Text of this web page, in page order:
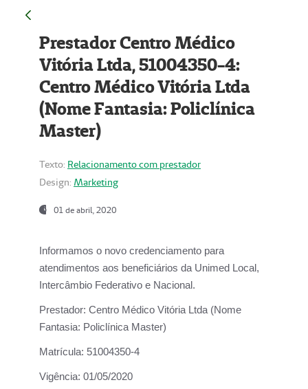
Prestador Centro Médico
Vitória Ltda, 51004350-4:
Centro Médico Vitória Ltda
(Nome Fantasia: Policlínica
Master)
Texto: Relacionamento com prestador
Design: Marketing
01 de abril, 2020
Informamos o novo credenciamento para
atendimentos aos beneficiários da Unimed Local,
Intercâmbio Federativo e Nacional.
Prestador: Centro Médico Vitória Ltda (Nome
Fantasia: Policlínica Master)
Matrícula: 51004350-4
Vigência: 01/05/2020